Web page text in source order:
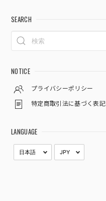
SEARCH
NOTICE
プライバシーポリシー
特定商取引法に基づく表記
LANGUAGE